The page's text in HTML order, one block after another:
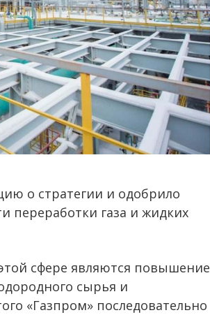
о стратегии и одобрило
переработки газа и жидких
сфере являются повышение
сырья и
«Газпром» последовательно